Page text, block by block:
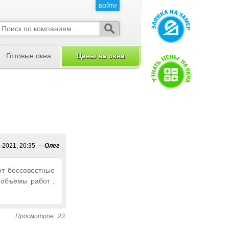
2021, 20:35 — Олег
бессовестные
работ ,
Просмотров: 23
ВОЙТИ
Готовые окна Цены на окна
ВОЙТИ